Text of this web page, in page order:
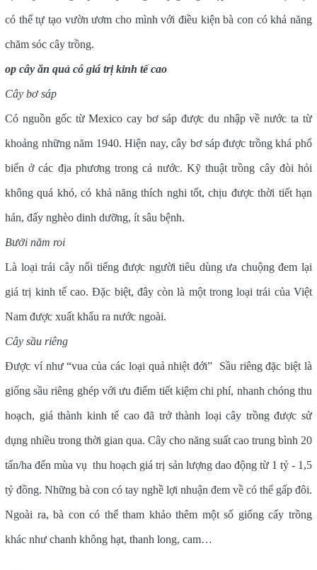
có thể tự tạo vườn ươm cho mình với điều kiện bà con có khả năng
chăm sóc cây trồng.
op cây ăn quả có giá trị kinh tế cao
Cây bơ sáp
Có nguồn gốc từ Mexico cay bơ sáp được du nhập về nước ta từ
khoảng những năm 1940. Hiện nay, cây bơ sáp được trồng khá phổ
biến ở các địa phương trong cả nước. Kỹ thuật trồng cây đòi hỏi
không quá khó, có khả năng thích nghi tốt, chịu được thời tiết hạn
hán, đấy nghèo dinh dưỡng, ít sâu bệnh.
Bưởi năm roi
Là loại trái cây nổi tiếng được người tiêu dùng ưa chuộng đem lại
giá trị kinh tế cao. Đặc biệt, đây còn là một trong loại trái của Việt
Nam được xuất khẩu ra nước ngoài.
Cây sầu riêng
Được ví như “vua của các loại quả nhiệt đới” Sầu riêng đặc biệt là
giống sầu riêng ghép với ưu điểm tiết kiệm chi phí, nhanh chóng thu
hoạch, giá thành kinh tế cao đã trở thành loại cây trồng được sử
dụng nhiều trong thời gian qua. Cây cho năng suất cao trung bình 20
tấn/ha đến mùa vụ thu hoạch giá trị sản lượng dao động từ 1 tỷ - 1,5
tỷ đồng. Những bà con có tay nghề lợi nhuận đem về có thể gấp đôi.
Ngoài ra, bà con có thể tham khảo thêm một số giống cấy trồng
khác như chanh không hạt, thanh long, cam…